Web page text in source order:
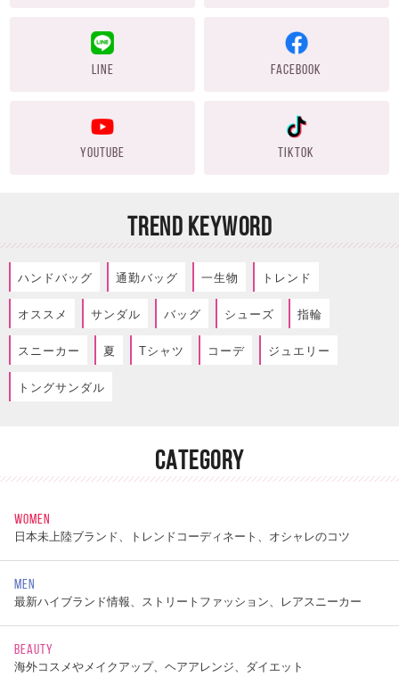
LINE FACEBOOK
YOUTUBE TIKTOK
TREND KEYWORD
ハンドバッグ 通勤バッグ 一生物 トレンド
オススメ サンダル バッグ シューズ 指輪
スニーカー 夏 Tシャツ コーデ ジュエリー
トングサンダル
CATEGORY
WOMEN
日本未上陸ブランド、トレンドコーディネート、オシャレのコツ
MEN
最新ハイブランド情報、ストリートファッション、レアスニーカー
BEAUTY
海外コスメやメイクアップ、ヘアアレンジ、ダイエット